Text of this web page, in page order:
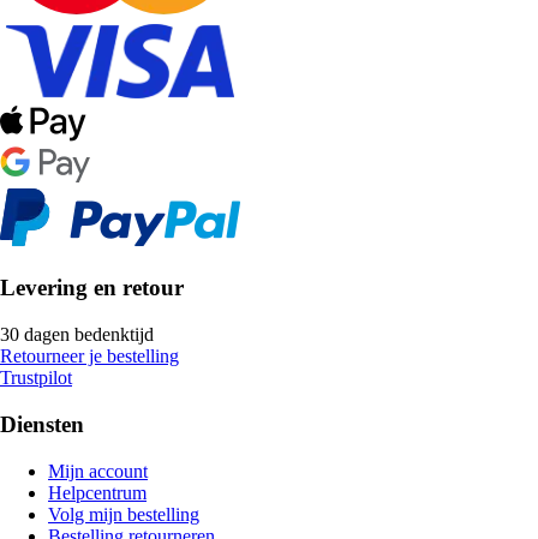
Levering en retour
30 dagen bedenktijd
Retourneer je bestelling
Trustpilot
Diensten
Mijn account
Helpcentrum
Volg mijn bestelling